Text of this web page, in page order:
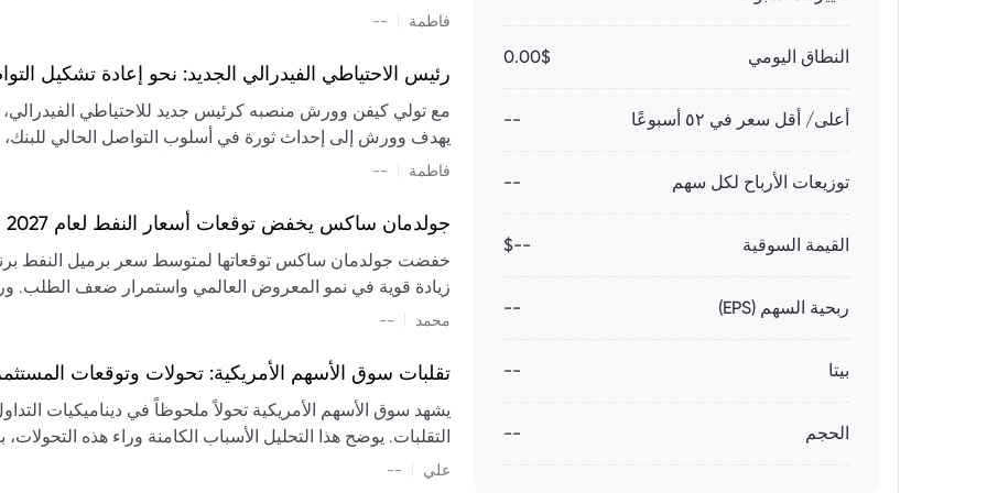
النطاق اليومي 0.00$
أعلى/ أقل سعر في ٥٢ أسبوعًا --
توزيعات الأرباح لكل سهم --
القيمة السوقية --$
ربحية السهم (EPS) --
بيتا --
الحجم --
تشكيل تقييم الصناعة، مع توقعات بارتفاع مستمر في الأسعار
فاطمة --
رئيس الاحتياطي الفيدرالي الجديد: نحو إعادة تشكيل
مع تولي كيفن وورش منصبه كرئيس جديد للاحتياطي الفيدرالي،
يهدف وورش إلى إحداث ثورة في أسلوب التواصل الحالي للبنك،
السياسة ويمنح البنك المركزي دوراً مبالغاً فيه. يسعى إلى
فاطمة --
جولدمان ساكس يخفض توقعات أسعار النفط لعام 2027 وسط تغيرات في العرض والطلب
زيادة قوية في نمو المعروض العالمي واستمرار ضعف الطلب.
العالمية في الربع الثاني
سابقًا. من المتوقع عودة صادرات دول الخليج إلى طبيعتها
عدم اليقين الجيوسياسي يمكن أن يؤدي إلى تقلبات سعرية
استمرار الاضطرابات، وسيناريوهات لانخفاض الأسعار في
إضافي.
محمد --
تقلبات سوق الأسهم الأمريكية: تحولات وتوقعات
يشهد سوق الأسهم الأمريكية تحولاً ملحوظاً في ديناميكيات
التقلبات. يوضح هذا التحليل الأسباب الكامنة وراء هذه
علي --